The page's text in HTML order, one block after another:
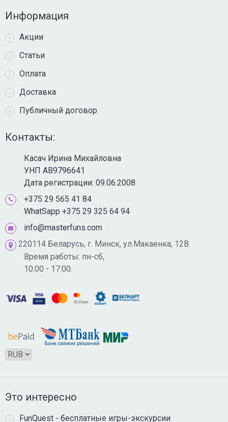
Информация
Акции
Статьи
Оплата
Доставка
Публичный договор
Контакты:
Касач Ирина Михайловна
УНП AB9796641
Дата регистрации: 09.06.2008
+375 29 565 41 84
WhatSapp +375 29 325 64 94
info@masterfuns.com
220114 Беларусь, г. Минск, ул.Макаенка, 12В.
Время работы: пн-сб,
10:00 - 17:00.
Это интересно
FunQuest - бесплатные игры-экскурсии